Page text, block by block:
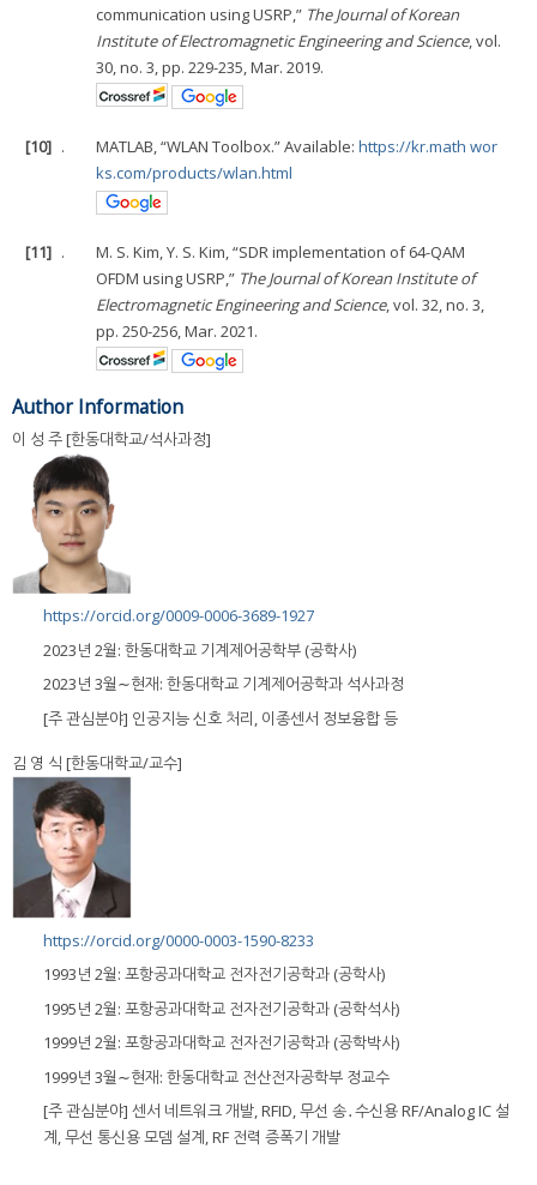
communication using USRP,” The Journal of Korean
Institute of Electromagnetic Engineering and Science, vol.
30, no. 3, pp. 229-235, Mar. 2019.
[10] . MATLAB, “WLAN Toolbox.” Available:https://kr.math wor
ks.com/products/wlan.html
[11] .
M. S. Kim, Y. S. Kim, “SDR implementation of 64-QAM
OFDM using USRP,” The Journal of Korean Institute of
Electromagnetic Engineering and Science, vol. 32, no. 3,
pp. 250-256, Mar. 2021.
Author Information
이 성 주 [한동대학교/석사과정]
https://orcid.org/0009-0006-3689-1927
2023년 2월: 한동대학교 기계제어공학부 (공학사)
2023년 3월∼현재: 한동대학교 기계제어공학과 석사과정
[주 관심분야] 인공지능 신호 처리, 이종센서 정보융합 등
김 영 식 [한동대학교/교수]
https://orcid.org/0000-0003-1590-8233
1993년 2월: 포항공과대학교 전자전기공학과 (공학사)
1995년 2월: 포항공과대학교 전자전기공학과 (공학석사)
1999년 2월: 포항공과대학교 전자전기공학과 (공학박사)
1999년 3월∼현재: 한동대학교 전산전자공학부 정교수
[주 관심분야] 센서 네트워크 개발, RFID, 무선 송․수신용 RF/Analog IC 설
계, 무선 통신용 모뎀 설계, RF 전력 증폭기 개발